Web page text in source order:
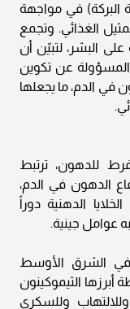
البركة) في مواجهة
الغذائي. وتجمع
البشر، لتبيّن أن
عن تكوين
في الدم، ما يجعلها
للدهون، ترتبط
الدهون في الدم،
الدهنية دوراً
عوامل جينية.
في الشرق الأوسط
الثيموكينون
وللسكري